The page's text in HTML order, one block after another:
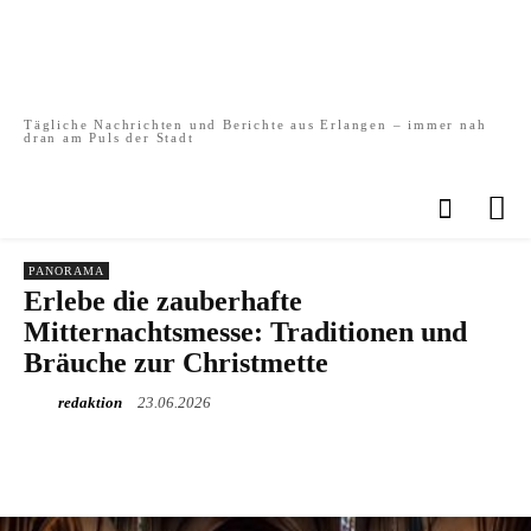
Tägliche Nachrichten und Berichte aus Erlangen – immer nah
dran am Puls der Stadt
PANORAMA
Erlebe die zauberhafte
Mitternachtsmesse: Traditionen und
Bräuche zur Christmette
redaktion 23.06.2026